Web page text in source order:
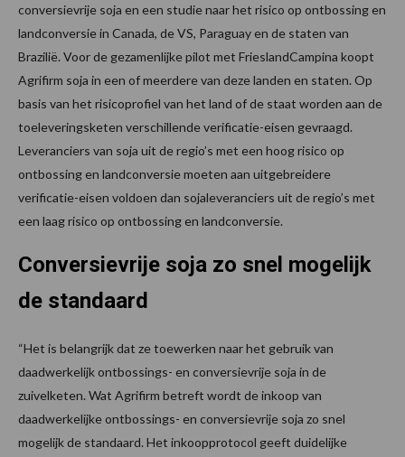
conversievrije soja en een studie naar het risico op ontbossing en
landconversie in Canada, de VS, Paraguay en de staten van
Brazilië. Voor de gezamenlijke pilot met FrieslandCampina koopt
Agrifirm soja in een of meerdere van deze landen en staten. Op
basis van het risicoprofiel van het land of de staat worden aan de
toeleveringsketen verschillende verificatie-eisen gevraagd.
Leveranciers van soja uit de regio’s met een hoog risico op
ontbossing en landconversie moeten aan uitgebreidere
verificatie-eisen voldoen dan sojaleveranciers uit de regio’s met
een laag risico op ontbossing en landconversie.
Conversievrije soja zo snel mogelijk
de standaard
“Het is belangrijk dat ze toewerken naar het gebruik van
daadwerkelijk ontbossings- en conversievrije soja in de
zuivelketen. Wat Agrifirm betreft wordt de inkoop van
daadwerkelijke ontbossings- en conversievrije soja zo snel
mogelijk de standaard. Het inkoopprotocol geeft duidelijke